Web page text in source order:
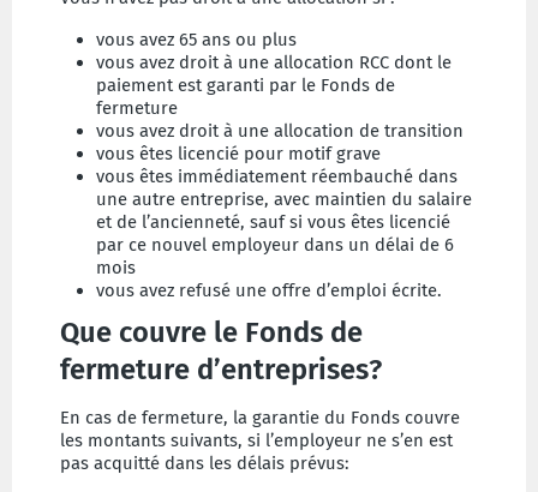
vous avez 65 ans ou plus
vous avez droit à une allocation RCC dont le
paiement est garanti par le Fonds de
fermeture
vous avez droit à une allocation de transition
vous êtes licencié pour motif grave
vous êtes immédiatement réembauché dans
une autre entreprise, avec maintien du salaire
et de l’ancienneté, sauf si vous êtes licencié
par ce nouvel employeur dans un délai de 6
mois
vous avez refusé une offre d’emploi écrite.
Que couvre le Fonds de
fermeture d’entreprises?
En cas de fermeture, la garantie du Fonds couvre
les montants suivants, si l’employeur ne s’en est
pas acquitté dans les délais prévus: